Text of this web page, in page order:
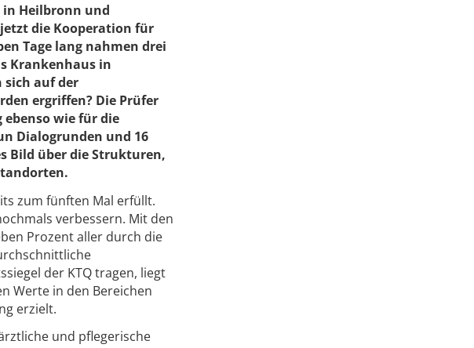
in Heilbronn und
die Kooperation für
Tage lang nahmen drei
Krankenhaus in
sich auf der
ergriffen? Die Prüfer
wie für die
Dialogrunden und 16
Bild über die Strukturen,
zum fünften Mal erfüllt.
verbessern. Mit den
Prozent aller durch die
der KTQ tragen, liegt
Werte in den Bereichen
erzielt.
und pflegerische